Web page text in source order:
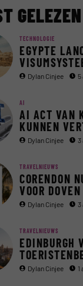
TECHNOLOGIE
EGYPTE
Dylan Cinjee 5
AI
AI ACT VAN
KUNNEN
Dylan Cinjee 3
TRAVELNIEUWS
CORENDON
VOOR
Dylan Cinjee 3
TRAVELNIEUWS
EDINBURGH
Dylan Cinjee 1